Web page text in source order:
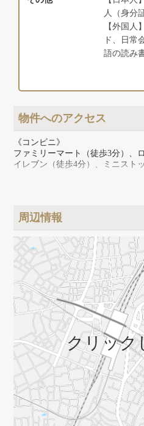
人（身分
【外国人
ド、日常
語の読み
物件へのアクセス
《コンビニ》
ファミリーマート（徒歩3分）、
イレブン（徒歩4分）、ミニスト
スギ薬局（徒歩7分）、マツモト
ファイン（徒歩7分）、コクミン
（徒歩7分）、ヨドバシカメラ（
周辺情報
クリック